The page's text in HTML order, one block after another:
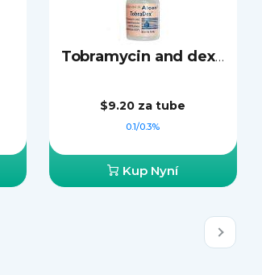
Tobramycin and dexamethasone
$9.20 za tube
0.1/0.3%
Kup Nyní